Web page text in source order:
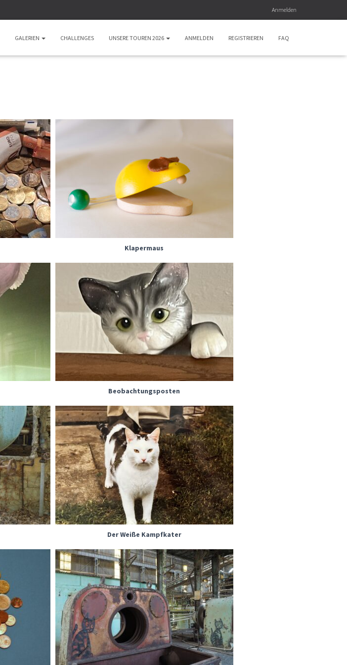
Anmelden
GALERIEN CHALLENGES UNSERE TOUREN 2026 ANMELDEN REGISTRIEREN FAQ
Klapermaus
Beobachtungsposten
Der Weiße Kampfkater